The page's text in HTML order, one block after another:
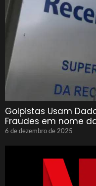
Golpistas Usam
Fraudes em nome
6 de dezembro de 2025